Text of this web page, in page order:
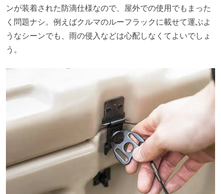
ンが装着された防滴仕様なので、屋外での使用でもまった
く問題ナシ。例えばクルマのルーフラックに載せて運ぶよ
うなシーンでも、雨の侵入などは心配しなくてよいでしょ
う。